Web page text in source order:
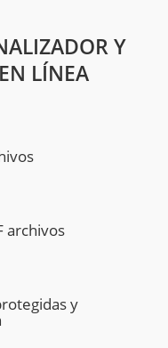
Y
LÍNEA
archivos
y